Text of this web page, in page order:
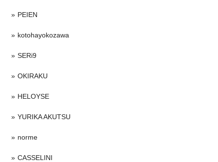
PEIEN
kotohayokozawa
SERi9
OKIRAKU
HELOYSE
YURIKA AKUTSU
norme
CASSELINI